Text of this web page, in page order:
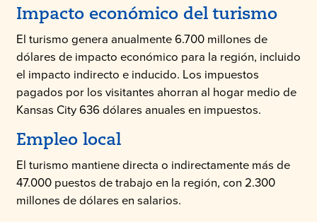
Impacto económico del turismo
El turismo genera anualmente 6.700 millones de
dólares de impacto económico para la región, incluido
el impacto indirecto e inducido. Los impuestos
pagados por los visitantes ahorran al hogar medio de
Kansas City 636 dólares anuales en impuestos.
Empleo local
El turismo mantiene directa o indirectamente más de
47.000 puestos de trabajo en la región, con 2.300
millones de dólares en salarios.